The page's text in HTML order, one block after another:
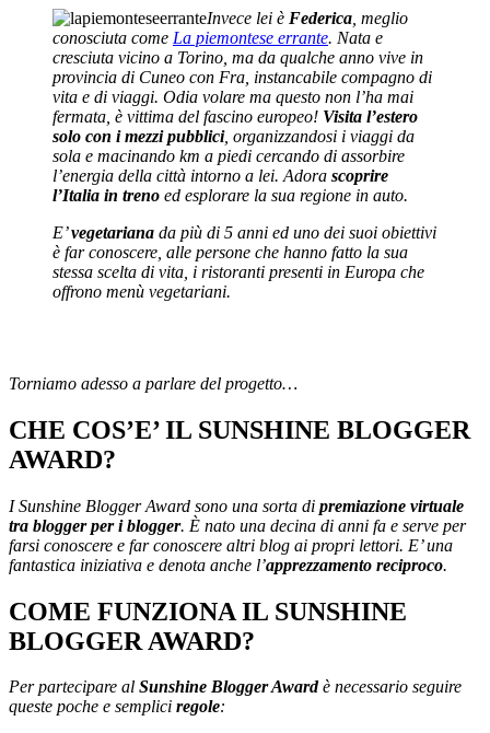
Invece lei è Federica , meglio
conosciuta come La piemontese errante. Nata e
cresciuta vicino a Torino, ma da qualche anno vive in
provincia di Cuneo con Fra, instancabile compagno di
vita e di viaggi. Odia volare ma questo non l’ha mai
fermata, è vittima del fascino europeo! Visita l’estero
solo con i mezzi pubblici, organizzandosi i viaggi da
sola e macinando km a piedi cercando di assorbire
l’energia della città intorno a lei. Adora scoprire
l’Italia in treno ed esplorare la sua regione in auto.
E’vegetariana da più di 5 anni ed uno dei suoi obiettivi
è far conoscere, alle persone che hanno fatto la sua
stessa scelta di vita, i ristoranti presenti in Europa che
offrono menù vegetariani.
Torniamo adesso a parlare del progetto…
CHE COS’E’ IL SUNSHINE BLOGGER
AWARD?
I Sunshine Blogger Award sono una sorta di premiazione virtuale
tra blogger per i blogger. È nato una decina di anni fa e serve per
farsi conoscere e far conoscere altri blog ai propri lettori. E’ una
fantastica iniziativa e denota anche l’apprezzamento reciproco.
COME FUNZIONA IL SUNSHINE
BLOGGER AWARD?
Per partecipare al Sunshine Blogger Awardè necessario seguire
queste poche e semplici regole: